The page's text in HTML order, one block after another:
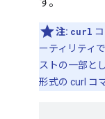
注: curl
ーティリティ
ストの一部と
形式の curl コ